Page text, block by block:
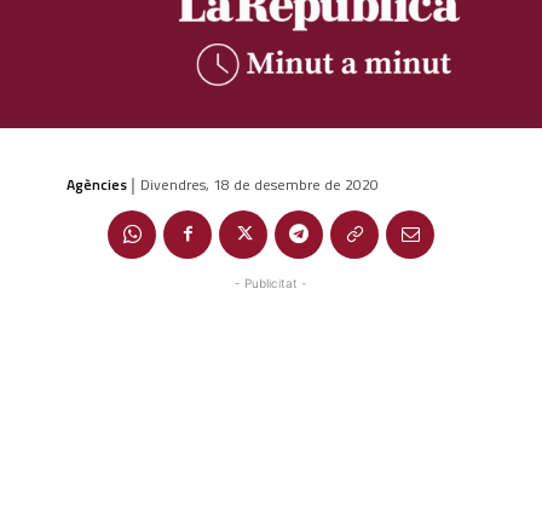
Agències | Divendres, 18 de desembre de 2020
- Publicitat -